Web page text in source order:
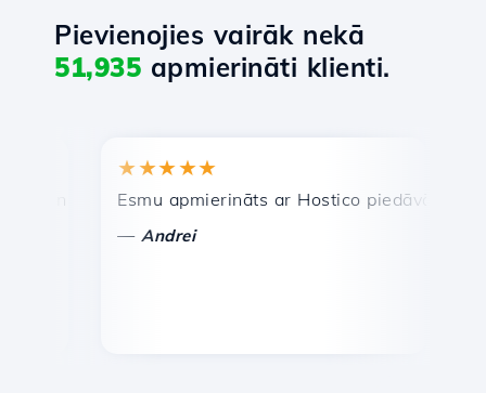
Pievienojies vairāk nekā
51,935 apmierināti klienti.
efektīva tehniskā atbalsta dienests.
★★★★★
Esmu apmierināts ar Hostico piedāvātajiem
Andrei